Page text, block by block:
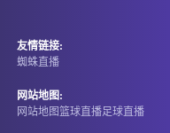
廷达斯托尔女足
友情链接:
蜘蛛直播
网站地图:
网站地图篮球直播足球直播